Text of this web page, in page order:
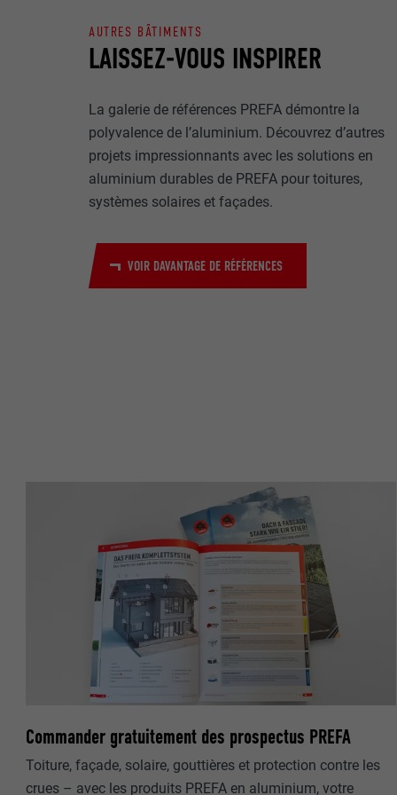
LAISSEZ-VOUS INSPIRER
AUTRES BÂTIMENTS
La galerie de références PREFA démontre la
polyvalence de l’aluminium. Découvrez d’autres
projets impressionnants avec les solutions en
aluminium durables de PREFA pour toitures,
systèmes solaires et façades.
VOIR DAVANTAGE DE RÉFÉRENCES
Commander gratuitement des prospectus PREFA
Toiture, façade, solaire, gouttières et protection contre les
crues – avec les produits PREFA en aluminium, votre
NOM
EXPIRATION
UTILITÉ
UTILITÉ
NOM
UTILITÉ
MARKETING ET
Les cookies «
annonceurs
visiteurs à
plateformes
UTILITÉ
EXPIRATION
UTILITÉ